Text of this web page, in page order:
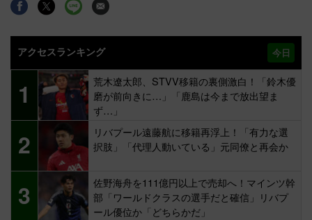
アクセスランキング 今日
1
荒木遼太郎、STVV移籍の裏側激白！「鈴木優
磨が前向きに…」「鹿島は今まで放出望ま
ず…」
2
リバプール遠藤航に移籍再浮上！「有力な選
択肢」「代理人動いている」元同僚と再会か
3
佐野海舟を111億円以上で売却へ！マインツ幹
部「ワールドクラスの選手だと確信」リバプ
ール優位か「どちらかだ」